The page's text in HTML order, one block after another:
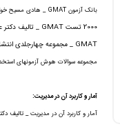
بانک آزمون GMAT _ هادی مسیح خواه و محمد وکیلی
2000 تست GMAT _ تالیف دکتر عرفانیان
GMAT _ مجموعه
چهارجلدی
مجموعه سوالات هوش آزمونهای
آمار و کاربرد آن در مدیریت:
آمار و کاربرد آن در مدیریت _ تالیف